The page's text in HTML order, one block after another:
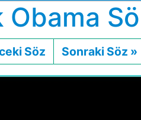
Obama
Söz Önceki
Sonraki Söz »